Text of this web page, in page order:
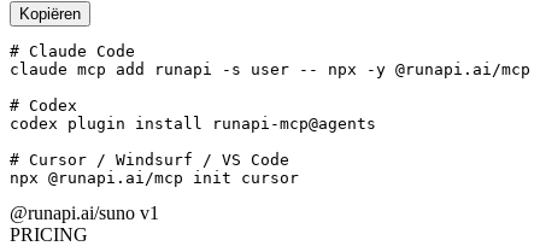
Kopiëren
# Claude Code
claude mcp add runapi -s user -- npx -y @runapi.ai/mcp
# Codex
codex plugin install runapi-mcp@agents
# Cursor / Windsurf / VS Code
npx @runapi.ai/mcp init cursor
@runapi.ai/suno v1
PRICING